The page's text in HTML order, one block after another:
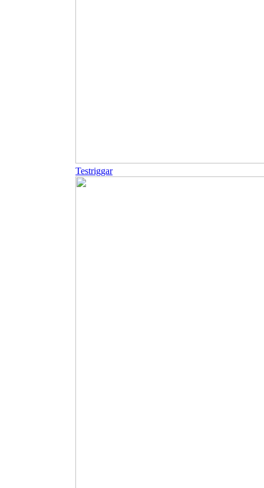
Testriggar